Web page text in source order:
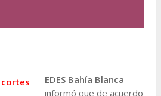
EDES Bahía Blanca
informó que de acuerdo